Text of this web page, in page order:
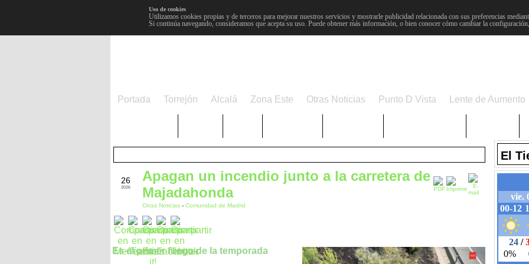
Uso de cookies
Utilizamos cookies propias y de terceros para mejorar nuestros servicios y mostrarle publicidad relacionada con sus preferencias
Si continúa navegando, consideramos que acepta su uso. Puede obtener más información, o bien conocer cómo cambiar la
Portada Torrejón Alcalá Zona Este Otras Noticias Punto D Vista Lente de Aumento
26
2026
Apagan un incendio junto a la carretera de
Majadahonda
Otras Noticias - Comunidad de Madrid
Es el primer fuego de la temporada
El